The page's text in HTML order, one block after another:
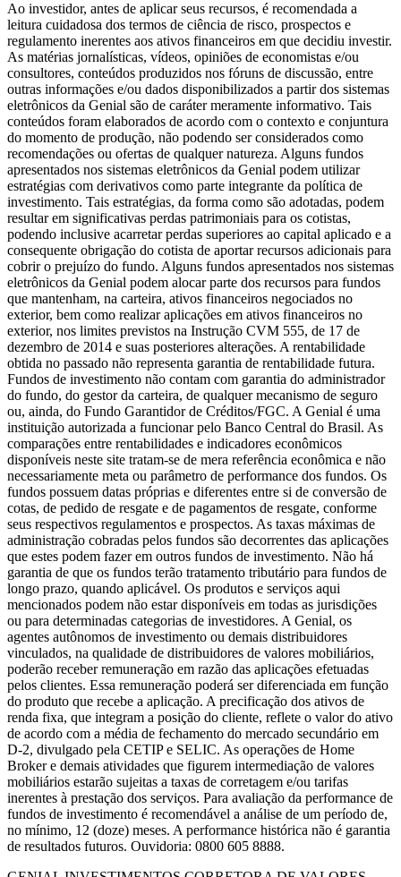
Ao investidor, antes de aplicar seus recursos, é recomendada a
leitura cuidadosa dos termos de ciência de risco, prospectos e
regulamento inerentes aos ativos financeiros em que decidiu investir.
As matérias jornalísticas, vídeos, opiniões de economistas e/ou
consultores, conteúdos produzidos nos fóruns de discussão, entre
outras informações e/ou dados disponibilizados a partir dos sistemas
eletrônicos da Genial são de caráter meramente informativo. Tais
conteúdos foram elaborados de acordo com o contexto e conjuntura
do momento de produção, não podendo ser considerados como
recomendações ou ofertas de qualquer natureza. Alguns fundos
apresentados nos sistemas eletrônicos da Genial podem utilizar
estratégias com derivativos como parte integrante da política de
investimento. Tais estratégias, da forma como são adotadas, podem
resultar em significativas perdas patrimoniais para os cotistas,
podendo inclusive acarretar perdas superiores ao capital aplicado e a
consequente obrigação do cotista de aportar recursos adicionais para
cobrir o prejuízo do fundo. Alguns fundos apresentados nos sistemas
eletrônicos da Genial podem alocar parte dos recursos para fundos
que mantenham, na carteira, ativos financeiros negociados no
exterior, bem como realizar aplicações em ativos financeiros no
exterior, nos limites previstos na Instrução CVM 555, de 17 de
dezembro de 2014 e suas posteriores alterações. A rentabilidade
obtida no passado não representa garantia de rentabilidade futura.
Fundos de investimento não contam com garantia do administrador
do fundo, do gestor da carteira, de qualquer mecanismo de seguro
ou, ainda, do Fundo Garantidor de Créditos/FGC. A Genial é uma
instituição autorizada a funcionar pelo Banco Central do Brasil. As
comparações entre rentabilidades e indicadores econômicos
disponíveis neste site tratam-se de mera referência econômica e não
necessariamente meta ou parâmetro de performance dos fundos. Os
fundos possuem datas próprias e diferentes entre si de conversão de
cotas, de pedido de resgate e de pagamentos de resgate, conforme
seus respectivos regulamentos e prospectos. As taxas máximas de
administração cobradas pelos fundos são decorrentes das aplicações
que estes podem fazer em outros fundos de investimento. Não há
garantia de que os fundos terão tratamento tributário para fundos de
longo prazo, quando aplicável. Os produtos e serviços aqui
mencionados podem não estar disponíveis em todas as jurisdições
ou para determinadas categorias de investidores. A Genial, os
agentes autônomos de investimento ou demais distribuidores
vinculados, na qualidade de distribuidores de valores mobiliários,
poderão receber remuneração em razão das aplicações efetuadas
pelos clientes. Essa remuneração poderá ser diferenciada em função
do produto que recebe a aplicação. A precificação dos ativos de
renda fixa, que integram a posição do cliente, reflete o valor do ativo
de acordo com a média de fechamento do mercado secundário em
D-2, divulgado pela CETIP e SELIC. As operações de Home
Broker e demais atividades que figurem intermediação de valores
mobiliários estarão sujeitas a taxas de corretagem e/ou tarifas
inerentes à prestação dos serviços. Para avaliação da performance de
fundos de investimento é recomendável a análise de um período de,
no mínimo, 12 (doze) meses. A performance histórica não é garantia
de resultados futuros. Ouvidoria: 0800 605 8888.